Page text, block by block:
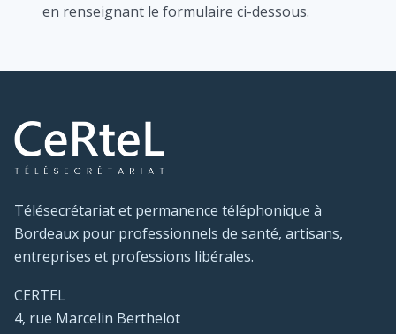
en renseignant le formulaire ci-dessous.
Télésecrétariat et permanence téléphonique à
Bordeaux pour professionnels de santé, artisans,
entreprises et professions libérales.
CERTEL
4, rue Marcelin Berthelot